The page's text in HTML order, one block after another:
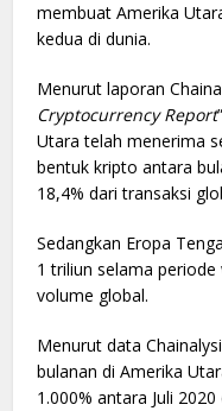
membuat Amerika
kedua di dunia.
Menurut laporan
Cryptocurrency Report
Utara telah menerima
bentuk kripto antara
18,4% dari transaksi
Sedangkan Eropa
1 triliun selama
volume global.
Menurut data
bulanan di Amerika
1.000% antara Juli